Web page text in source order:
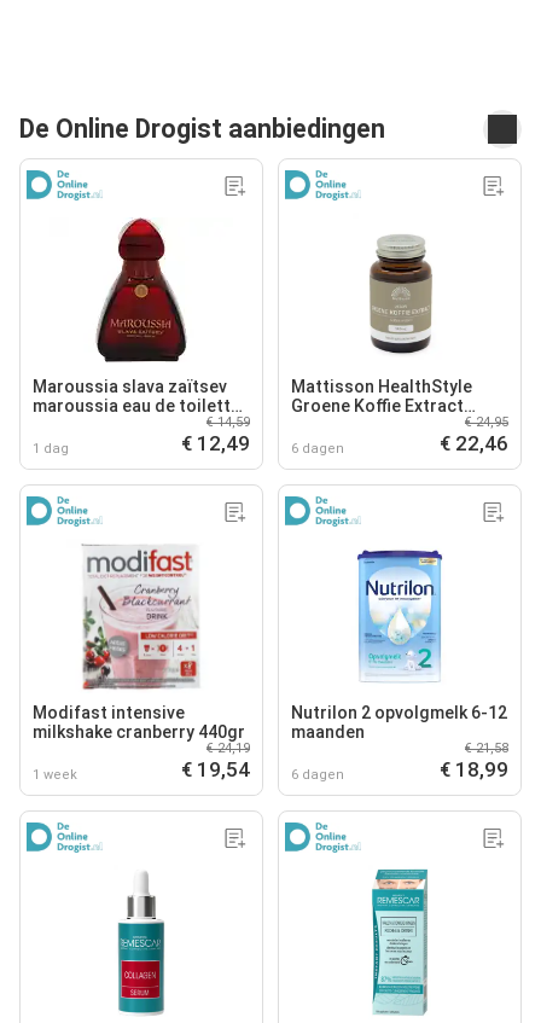
De Online Drogist aanbiedingen
Maroussia slava zaïtsev
maroussia eau de toilette
1 dag
€ 14,59
€ 12,49
Mattisson HealthStyle
Groene Koffie Extract
6 dagen
€ 24,95
€ 22,46
Modifast intensive
milkshake cranberry 440gr
1 week
€ 24,19
€ 19,54
Nutrilon 2 opvolgmelk 6-12
maanden
6 dagen
€ 21,58
€ 18,99